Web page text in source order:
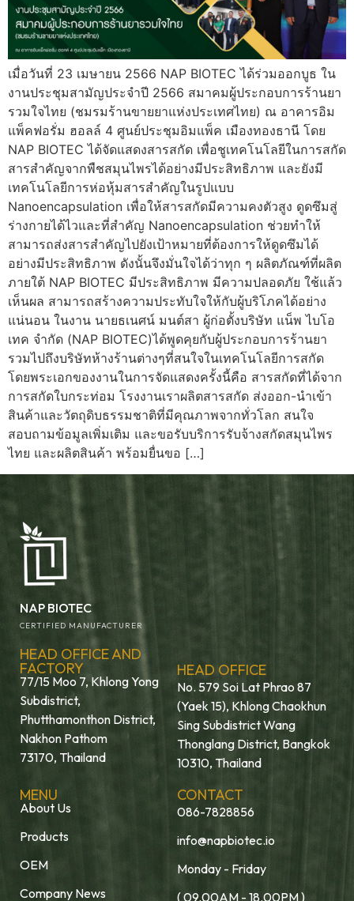
เมื่อวันที่ 23 เมษายน 2566 NAP BIOTEC ได้ร่วมออกบูธ ใน
งานประชุมสามัญประจำปี 2566 สมาคมผู้ประกอบการร้านยา
รวมใจไทย (ชมรมร้านขายยาแห่งประเทศไทย) ณ อาคารอิม
แพ็คฟอรั่ม ฮอลล์ 4 ศูนย์ประชุมอิมแพ็ค เมืองทองธานี โดย
NAP BIOTEC ได้จัดแสดงสารสกัด เพื่อชูเทคโนโลยีในการสกัด
สารสำคัญจากพืชสมุนไพรได้อย่างมีประสิทธิภาพ และยังมี
เทคโนโลยีการห่อหุ้มสารสำคัญในรูปแบบ
Nanoencapsulation เพื่อให้สารสกัดมีความคงตัวสูง ดูดซึมสู่
ร่างกายได้ไวและที่สำคัญ Nanoencapsulation ช่วยทำให้
สามารถส่งสารสำคัญไปยังเป้าหมายที่ต้องการให้ดูดซึมได้
อย่างมีประสิทธิภาพ ดังนั้นจึงมั่นใจได้ว่าทุก ๆ ผลิตภัณฑ์ที่ผลิต
ภายใต้ NAP BIOTEC มีประสิทธิภาพ มีความปลอดภัย ใช้แล้ว
เห็นผล สามารถสร้างความประทับใจให้กับผู้บริโภคได้อย่าง
แน่นอน ในงาน นายธเนศน์ มนต์สา ผู้ก่อตั้งบริษัท แน็พ ไบโอ
เทค จำกัด (NAP BIOTEC)ได้พูดคุยกับผู้ประกอบการร้านยา
รวมไปถึงบริษัทห้างร้านต่างๆที่สนใจในเทคโนโลยีการสกัด
โดยพระเอกของงานในการจัดแสดงครั้งนี้คือ สารสกัดที่ได้จาก
การสกัดใบกระท่อม โรงงานเราผลิตสารสกัด ส่งออก-นำเข้า
สินค้าและวัตถุดิบธรรมชาติที่มีคุณภาพจากทั่วโลก สนใจ
สอบถามข้อมูลเพิ่มเติม และขอรับบริการรับจ้างสกัดสมุนไพร
ไทย และผลิตสินค้า พร้อมยื่นขอ […]
NAP BIOTEC
CERTIFIED MANUFACTURER
HEAD OFFICE AND
FACTORY
77/15 Moo 7, Khlong Yong
Subdistrict,
Phutthamonthon District,
Nakhon Pathom
73170, Thailand
HEAD OFFICE
No. 579 Soi Lat Phrao 87
(Yaek 15), Khlong Chaokhun
Sing Subdistrict Wang
Thonglang District, Bangkok
10310, Thailand
MENU
About Us
Products
OEM
Company News
CONTACT
086-7828856
info@napbiotec.io
Monday - Friday
( 09.00AM - 18.00PM )